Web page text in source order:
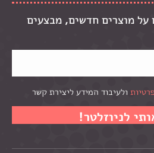
על מוצרים חדשים, מבצעים
ולעיבוד המידע ליצירת קשר